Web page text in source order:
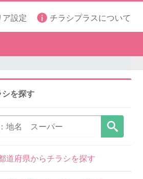
ア設定 チラシプラスについて
シを探す
道府県からチラシを探す